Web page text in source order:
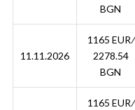
BGN
11.11.2026
1165 EUR ∕
2278.54
BGN
1165 EUR ∕